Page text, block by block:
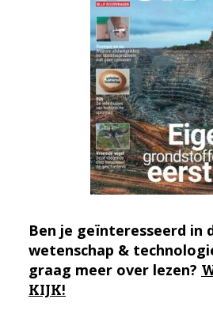
Ben je geïnteresseerd in
wetenschap &
graag meer over lezen?
KIJK!